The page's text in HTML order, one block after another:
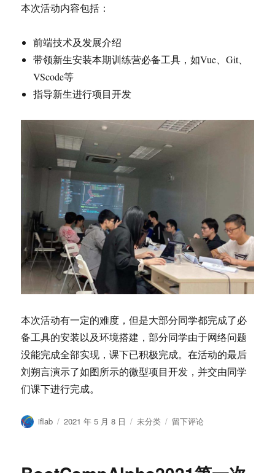
本次活动内容包括：
前端技术及发展介绍
带领新生安装本期训练营必备工具，如Vue、Git、
VScode等
指导新生进行项目开发
本次活动有一定的难度，但是大部分同学都完成了必
备工具的安装以及环境搭建，部分同学由于网络问题
没能完成全部实现，课下已积极完成。在活动的最后
刘朔言演示了如图所示的微型项目开发，并交由同学
们课下进行完成。
作
iflab
发
2021 年 5 月 8 日
分
未分类
于
留下评论